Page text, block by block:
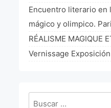
Encuentro literario en
mágico y olimpico.
RÉALISME MAGIQUE
Vernissage
Buscar: